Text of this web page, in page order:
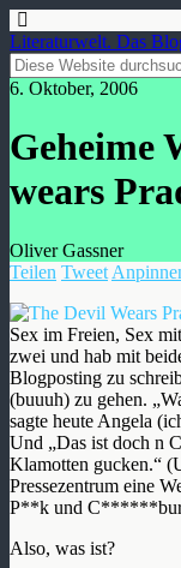
Literaturwelt. Das
6. Oktober, 2006
Geheime
wears
Oliver Gassner
Teilen Tweet
Sex im Freien, Sex
zwei und hab mit
Blogposting zu
(buuuh) zu gehen.
sagte heute Angela
Und „Das ist doch n
Klamotten gucken.“
Pressezentrum eine
P**k und
Also, was ist?